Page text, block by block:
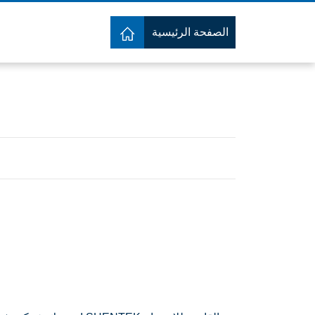
الصفحة الرئيسية